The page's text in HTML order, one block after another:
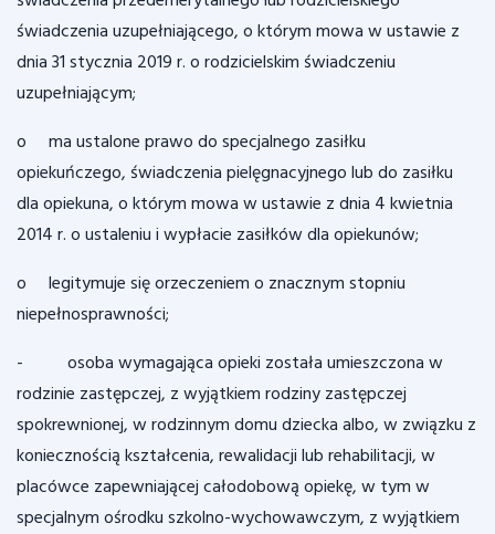
świadczenia uzupełniającego, o którym mowa w ustawie z
dnia 31 stycznia 2019 r. o rodzicielskim świadczeniu
uzupełniającym;
o ma ustalone prawo do specjalnego zasiłku
opiekuńczego, świadczenia pielęgnacyjnego lub do zasiłku
dla opiekuna, o którym mowa w ustawie z dnia 4 kwietnia
2014 r. o ustaleniu i wypłacie zasiłków dla opiekunów;
o legitymuje się orzeczeniem o znacznym stopniu
niepełnosprawności;
- osoba wymagająca opieki została umieszczona w
rodzinie zastępczej, z wyjątkiem rodziny zastępczej
spokrewnionej, w rodzinnym domu dziecka albo, w związku z
koniecznością kształcenia, rewalidacji lub rehabilitacji, w
placówce zapewniającej całodobową opiekę, w tym w
specjalnym ośrodku szkolno-wychowawczym, z wyjątkiem